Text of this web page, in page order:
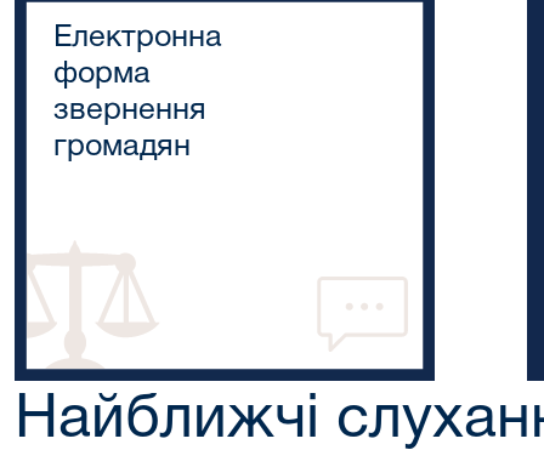
Електронна
форма
звернення
громадян
Найближчі